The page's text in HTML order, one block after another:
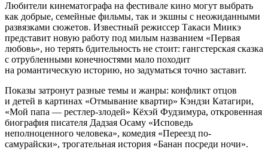
Любители кинематографа на фестивале кино могут выбрать
как добрые, семейные фильмы, так и экшны с неожиданными
развязками сюжетов. Известный режиссер Такаси Миикэ
представит новую работу под милым названием «Первая
любовь», но терять бдительность не стоит: гангстерская сказка
с отрубленными конечностями мало походит
на романтическую историю, но задуматься точно заставит.
Показы затронут разные темы и жанры: конфликт отцов
и детей в картинах «Отмывание квартир» Кэндзи Катагири,
«Мой папа — рестлер-злодей» Кёхэй Фудзимура, откровенная
биография писателя Дадзая Осаму «Исповедь
неполноценного человека», комедия «Переезд по-
самурайски», трогательная история «Банан посреди ночи».